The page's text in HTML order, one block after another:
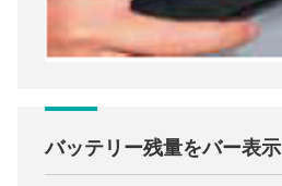
バッテリー残量をバー表示